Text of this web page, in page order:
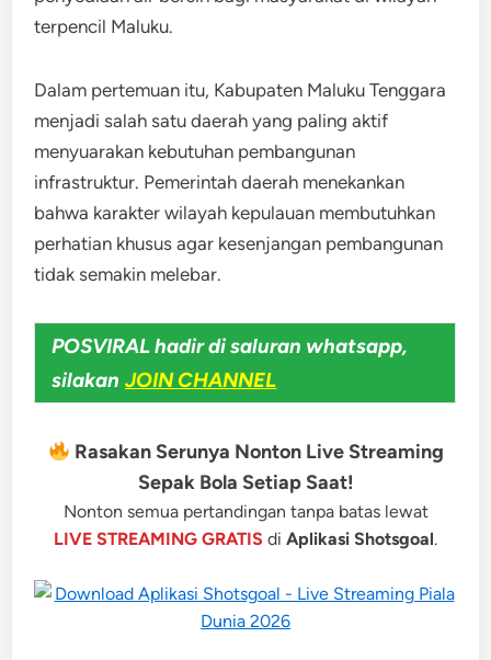
terpencil Maluku.
Dalam pertemuan itu, Kabupaten Maluku Tenggara
menjadi salah satu daerah yang paling aktif
menyuarakan kebutuhan pembangunan
infrastruktur. Pemerintah daerah menekankan
bahwa karakter wilayah kepulauan membutuhkan
perhatian khusus agar kesenjangan pembangunan
tidak semakin melebar.
POSVIRAL hadir di saluran whatsapp,
silakan JOIN CHANNEL
Rasakan Serunya Nonton Live Streaming
Sepak Bola Setiap Saat!
Nonton semua pertandingan tanpa batas lewat
LIVE STREAMING GRATIS di Aplikasi Shotsgoal.